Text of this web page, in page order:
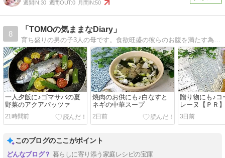
週間IN:30 週間OUT:0 月間IN:50
8
「TOMOの気ままなDiary」
一人夕飯に♪ゴマサバの夏
野菜のアクアパッツァ
21時間前
焼肉のお供にも♪白なすと
ネギの中華スープ
2日前
贈り物にも♪コ
レーヌ【ＰＲ】
3日前
このブログのここがポイント
暮らしに寄り添う家庭レシピの宝庫